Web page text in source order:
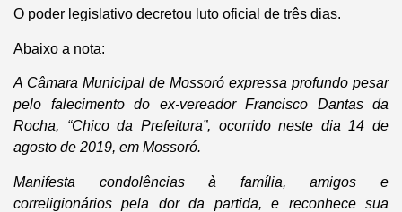
O poder legislativo decretou luto oficial de três dias.
Abaixo a nota:
A Câmara Municipal de Mossoró expressa profundo pesar
pelo falecimento do ex-vereador Francisco Dantas da
Rocha, “Chico da Prefeitura”, ocorrido neste dia 14 de
agosto de 2019, em Mossoró.
Manifesta condolências à família, amigos e
correligionários pela dor da partida, e reconhece sua